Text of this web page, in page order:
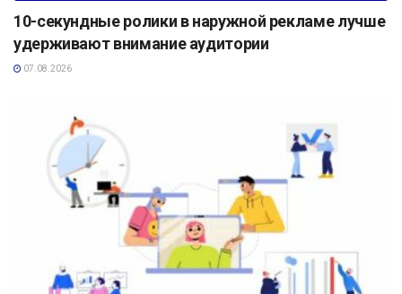
10-секундные ролики в наружной рекламе лучше
удерживают внимание аудитории
07.08.2026